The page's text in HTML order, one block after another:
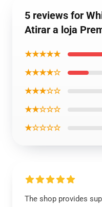
5 reviews for
Atirar a loja
★★★★★
★★★★☆
★★★☆☆
★★☆☆☆
★☆☆☆☆
The shop provides